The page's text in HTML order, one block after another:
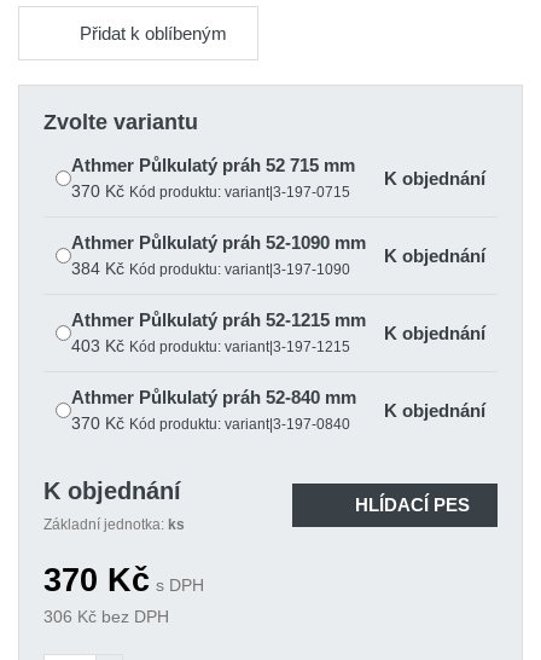
Přidat k oblíbeným
Zvolte variantu
Athmer Půlkulatý práh 52 715 mm
370 Kč Kód produktu: variant|3-197-0715
K objednání
Athmer Půlkulatý práh 52-1090 mm
384 Kč Kód produktu: variant|3-197-1090
K objednání
Athmer Půlkulatý práh 52-1215 mm
403 Kč Kód produktu: variant|3-197-1215
K objednání
Athmer Půlkulatý práh 52-840 mm
370 Kč Kód produktu: variant|3-197-0840
K objednání
374 KčKód produktu: variant|3-197-0965
K objednání
K objednání
Základní jednotka: ks
HLÍDACÍ PES
370 Kč s DPH
306 Kč bez DPH